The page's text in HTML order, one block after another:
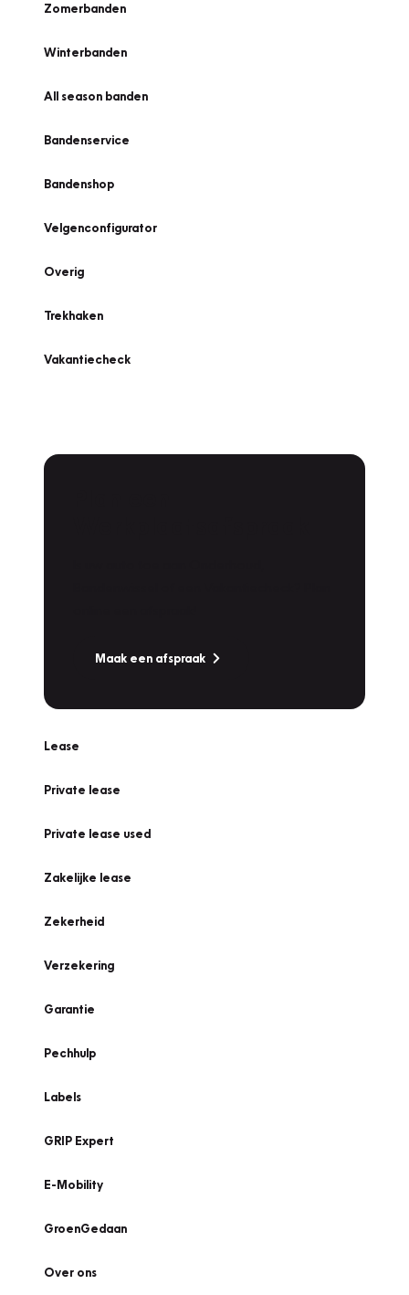
Zomerbanden
Winterbanden
All season banden
Bandenservice
Bandenshop
Velgenconfigurator
Overig
Trekhaken
Vakantiecheck
Maak een afspraak
Lease
Private lease
Private lease used
Zakelijke lease
Zekerheid
Verzekering
Garantie
Pechhulp
Labels
GRIP Expert
E-Mobility
GroenGedaan
Over ons